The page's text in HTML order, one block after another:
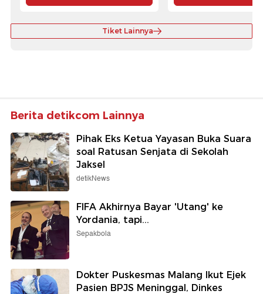
Tiket Lainnya
Berita detikcom Lainnya
Pihak Eks Ketua Yayasan Buka Suara
soal Ratusan Senjata di Sekolah
Jaksel
detikNews
FIFA Akhirnya Bayar 'Utang' ke
Yordania, tapi...
Sepakbola
Dokter Puskesmas Malang Ikut Ejek
Pasien BPJS Meninggal, Dinkes